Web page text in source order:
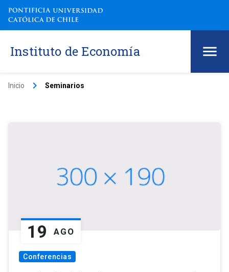
Instituto de Economía
Inicio keyboard_arrow_right Seminarios
19 AGO
Conferencias